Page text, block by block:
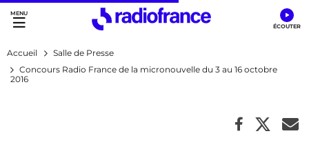
Accès direct :
Menu principal
Contenu
Accueil
Salle de Presse
Concours Radio France de la micronouvelle du 3 au 16 octobre
2016